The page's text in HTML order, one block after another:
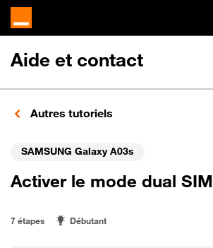
Aide et contact
Autres tutoriels
SAMSUNG Galaxy A03s
Activer le mode dual SIM
7 étapes Débutant